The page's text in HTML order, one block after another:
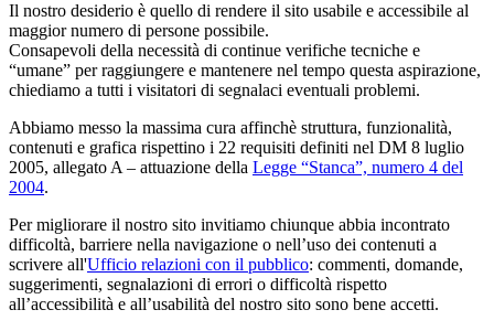
Il nostro desiderio è quello di rendere il sito usabile e accessibile al
maggior numero di persone possibile.
Consapevoli della necessità di continue verifiche tecniche e
“umane” per raggiungere e mantenere nel tempo questa aspirazione,
chiediamo a tutti i visitatori di segnalaci eventuali problemi.
Abbiamo messo la massima cura affinchè struttura, funzionalità,
contenuti e grafica rispettino i 22 requisiti definiti nel DM 8 luglio
2005, allegato A – attuazione della Legge “Stanca”, numero 4 del
2004.
Per migliorare il nostro sito invitiamo chiunque abbia incontrato
difficoltà, barriere nella navigazione o nell’uso dei contenuti a
scrivere all'Ufficio relazioni con il pubblico: commenti, domande,
suggerimenti, segnalazioni di errori o difficoltà rispetto
all’accessibilità e all’usabilità del nostro sito sono bene accetti.